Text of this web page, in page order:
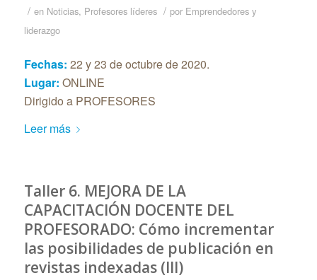
/ en Noticias, Profesores líderes / por Emprendedores y
liderazgo
Fechas: 22 y 23 de octubre de 2020.
Lugar: ONLINE
Dirigido a PROFESORES
Leer más
Taller 6. MEJORA DE LA
CAPACITACIÓN DOCENTE DEL
PROFESORADO: Cómo incrementar
las posibilidades de publicación en
revistas indexadas (III)